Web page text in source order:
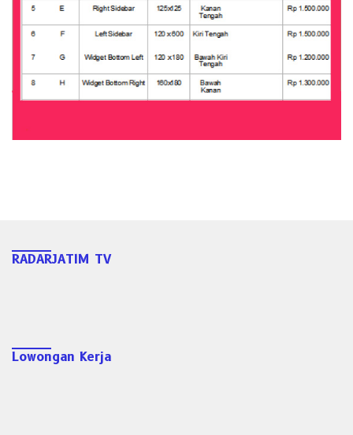
RADARJATIM TV
Lowongan Kerja